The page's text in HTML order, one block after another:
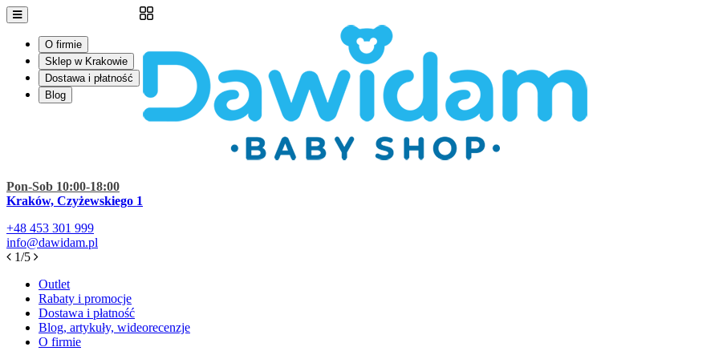
O firmie
Sklep w Krakowie
Dostawa i płatność
Blog
Pon-Sob 10:00-18:00
Kraków, Czyżewskiego 1
+48 453 301 999
info@dawidam.pl
1/5
Outlet
Rabaty i promocje
Dostawa i płatność
Blog, artykuły, wideorecenzje
O firmie